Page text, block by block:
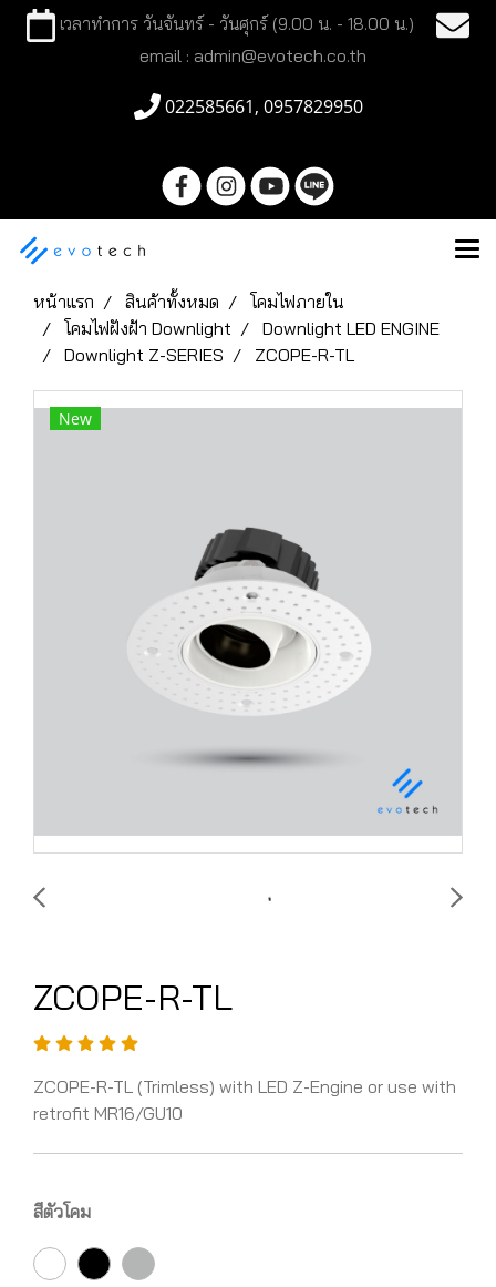
เวลาทำการ วันจันทร์ - วันศุกร์ (9.00 น. - 18.00 น.)
email : admin@evotech.co.th
022585661, 0957829950
หน้าแรก สินค้าทั้งหมด
โคมไฟภายใน
โคมไฟฝังฝ้า Downlight
Downlight LED ENGINE
Downlight Z-SERIES
ZCOPE-R-TL
New
ZCOPE-R-TL
ZCOPE-R-TL (Trimless) with LED Z-Engine or use with
retrofit MR16/GU10
สีตัวโคม